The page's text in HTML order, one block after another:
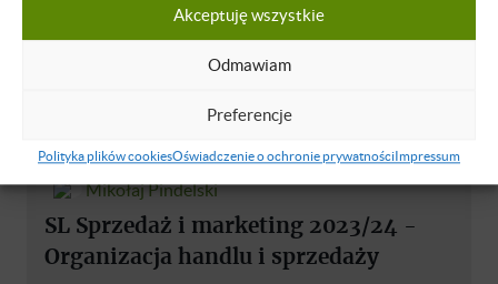
Akceptuję wszystkie
Odmawiam
Preferencje
Polityka plików cookiesOświadczenie o ochronie prywatnościImpressum
Sebastian Kurzynowski
Mikołaj Pindelski
SL Sprzedaż i marketing 2023/24 -
Organizacja handlu i sprzedaży